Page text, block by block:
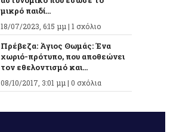
μικρό παιδί...
18/07/2023, 6:15 μμ | 1 σχόλιο
Πρέβεζα: Άγιος Θωμάς: Ένα
χωριό-πρότυπο, που αποθεώνει
τον εθελοντισμό και...
08/10/2017, 3:01 μμ | 0 σχόλια